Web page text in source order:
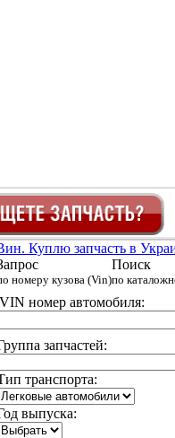
Куплю запчасть в
номеру кузова (Vin)
Поиск
по
VIN номер автомобиля:
запчастей:
транспорта:
выпуска: